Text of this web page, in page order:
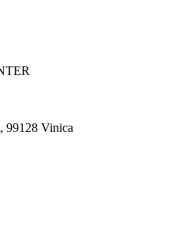
99128 Vinica